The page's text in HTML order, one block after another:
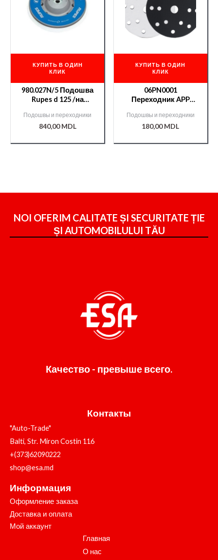
КУПИТЬ В ОДИН
КЛИК
980.027N/5 Подошва
Rupes d 125 /на
Подошвы и переходники
840,00MDL
КУПИТЬ В ОДИН
КЛИК
06PN0001
Переходник APP
подложка)14+1(деш).
Подошвы и переходники
180,00MDL
NOI OFERIM CALITATE ȘI SECURITATE ȚIE
ȘI AUTOMOBILULUI TĂU
Качество - превыше всего.
Контакты
"Auto-Trade"
Balti, Str. Miron Costin 116
+(373)62090222
shop@esa.md
Информация
Оформление заказа
Доставка и оплата
Мой аккаунт
Главная
О нас